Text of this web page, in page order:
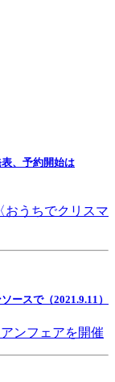
、予約開始は
おうちでクリスマ
ースで（2021.9.11）
ンフェアを開催